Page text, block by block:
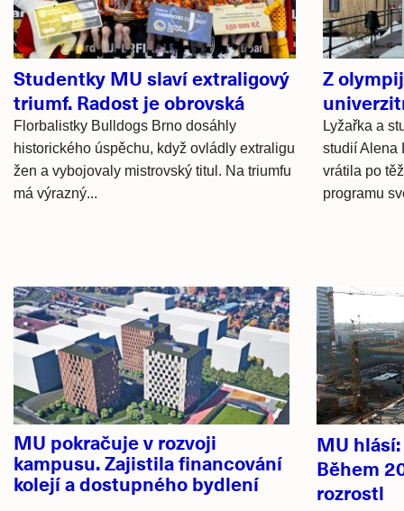
Studentky MU slaví extraligový
triumf. Radost je obrovská
Florbalistky Bulldogs Brno dosáhly
historického úspěchu, když ovládly extraligu
žen a vybojovaly mistrovský titul. Na triumfu
má výrazný...
Z
Lyžařka a
studií Alena
vrátila po
programu
Hlavní
novinky
MU pokračuje v rozvoji
kampusu. Zajistila financování
kolejí a dostupného bydlení
MU
Během
rozrostl